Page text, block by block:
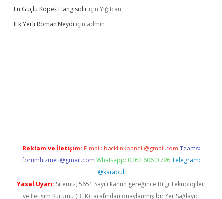
En Güçlü Köpek Hangisidir için Yiğitcan
İLk Yerli Roman Neydi için admin
Reklam ve İletişim: E-mail: backlinkpaneli@gmail.com Teams:
forumhizmeti@gmail.com Whatsapp: 0262 606 0 726 Telegram:
@karabul
Yasal Uyarı: Sitemiz, 5651 Sayılı Kanun gereğince Bilgi Teknolojileri
ve İletişim Kurumu (BTK) tarafından onaylanmış bir Yer Sağlayıcı